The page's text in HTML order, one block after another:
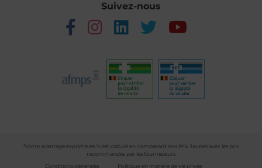
Suivez-nous
*Votre avantage exprimé en % est calculé en comparant nos Prix Jaunes avec les prix
recommandés par les fournisseurs
Conditions générales
Politique en matière de vie privée